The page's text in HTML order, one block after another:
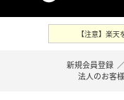
【注意】楽
新規会員登録 ／
法人のお客様